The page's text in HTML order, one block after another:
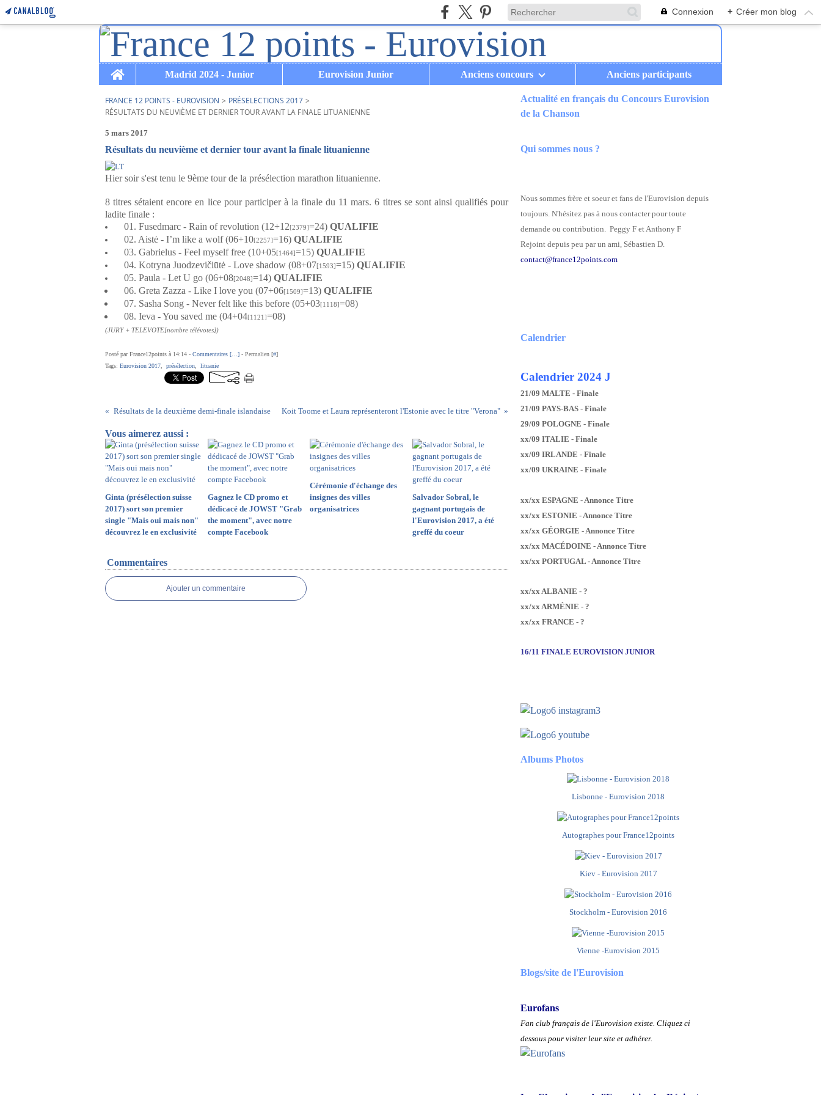
Connexion + Créer mon blog
Home
Madrid 2024 - Junior Eurovision Junior Anciens concours Anciens participants
FRANCE 12 POINTS - EUROVISION > PRÉSELECTIONS 2017 >
RÉSULTATS DU NEUVIÈME ET DERNIER TOUR AVANT LA FINALE LITUANIENNE
5 mars 2017
Résultats du neuvième et dernier tour avant la finale lituanienne
Hier soir s'est tenu le 9ème tour de la présélection marathon lituanienne.
8 titres sétaient encore en lice pour participer à la finale du 11 mars. 6 titres se sont ainsi qualifiés pour
ladite finale :
01. Fusedmarc - Rain of revolution (12+12[2379]=24) QUALIFIE
02. Aistė - I’m like a wolf (06+10[2257]=16) QUALIFIE
03. Gabrielus - Feel myself free (10+05[1464]=15) QUALIFIE
04. Kotryna Juodzevičiūtė - Love shadow (08+07[1593]=15) QUALIFIE
05. Paula - Let U go (06+08[2048]=14) QUALIFIE
06. Greta Zazza - Like I love you (07+06[1509]=13) QUALIFIE
07. Sasha Song - Never felt like this before (05+03[1118]=08)
08. Ieva - You saved me (04+04[1121]=08)
(JURY + TELEVOTE[nombre télévotes])
Posté par France12points à 14:14 - Commentaires [ ] - Permalien [#]
Tags: Eurovision 2017 présélection lituanie
Résultats de la deuxième demi-finale islandaise Koit Toome et Laura représenteront l'Estonie avec le titre "Verona"
Vous aimerez aussi :
Ginta (présélection suisse
2017) sort son premier
single "Mais oui mais non"
découvrez le en exclusivité
Gagnez le CD promo et
dédicacé de JOWST "Grab
the moment", avec notre
compte Facebook
Cérémonie d'échange des
insignes des villes
organisatrices
Salvador Sobral, le
gagnant portugais de
l'Eurovision 2017, a été
greffé du coeur
Commentaires
Ajouter un commentaire
Actualité en français du Concours Eurovision
de la Chanson
Qui sommes nous ?
Nous sommes frère et soeur et fans de l'Eurovision depuis
toujours. N'hésitez pas à nous contacter pour toute
demande ou contribution. Peggy F et Anthony F
Rejoint depuis peu par un ami, Sébastien D.
contact@france12points.com
Calendrier
Calendrier 2024 J
21/09 MALTE - Finale
21/09 PAYS-BAS - Finale
29/09 POLOGNE - Finale
xx/09 ITALIE - Finale
xx/09 IRLANDE - Finale
xx/09 UKRAINE - Finale
xx/xx ESPAGNE - Annonce Titre
xx/xx ESTONIE - Annonce Titre
xx/xx GÉORGIE - Annonce Titre
xx/xx MACÉDOINE - Annonce Titre
xx/xx PORTUGAL - Annonce Titre
xx/xx ALBANIE - ?
xx/xx ARMÉNIE - ?
xx/xx FRANCE - ?
16/11 FINALE EUROVISION JUNIOR
Albums Photos
Lisbonne - Eurovision 2018
Autographes pour France12points
Kiev - Eurovision 2017
Stockholm - Eurovision 2016
Vienne -Eurovision 2015
Blogs/site de l'Eurovision
Eurofans
Fan club français de l'Eurovision existe. Cliquez ci
dessous pour visiter leur site et adhérer.